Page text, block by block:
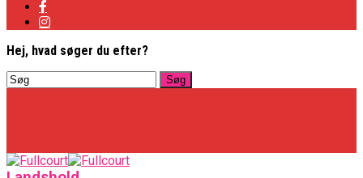
Hej, hvad søger du efter?